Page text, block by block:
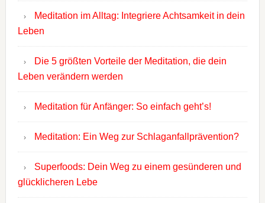
Meditation im Alltag: Integriere Achtsamkeit in dein
Leben
Die 5 größten Vorteile der Meditation, die dein
Leben verändern werden
Meditation für Anfänger: So einfach geht’s!
Meditation: Ein Weg zur Schlaganfallprävention?
Superfoods: Dein Weg zu einem gesünderen und
glücklicheren Lebe